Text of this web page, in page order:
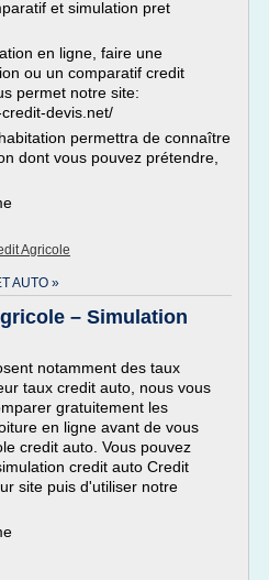
et simulation pret
en ligne, faire une
ou un comparatif credit
permet notre site:
devis.net/
permettra de connaître
dont vous pouvez prétendre,
Agricole
AUTO »
– Simulation
notamment des taux
taux credit auto, nous vous
gratuitement les
en ligne avant de vous
credit auto. Vous pouvez
credit auto Credit
site puis d'utiliser notre